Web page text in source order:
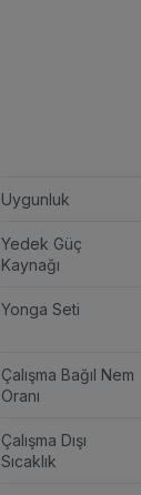
Uygunluk
Yedek Güç
Kaynağı
Yonga Seti
Çalışma Bağıl Nem
Oranı
Çalışma Dışı
Sıcaklık